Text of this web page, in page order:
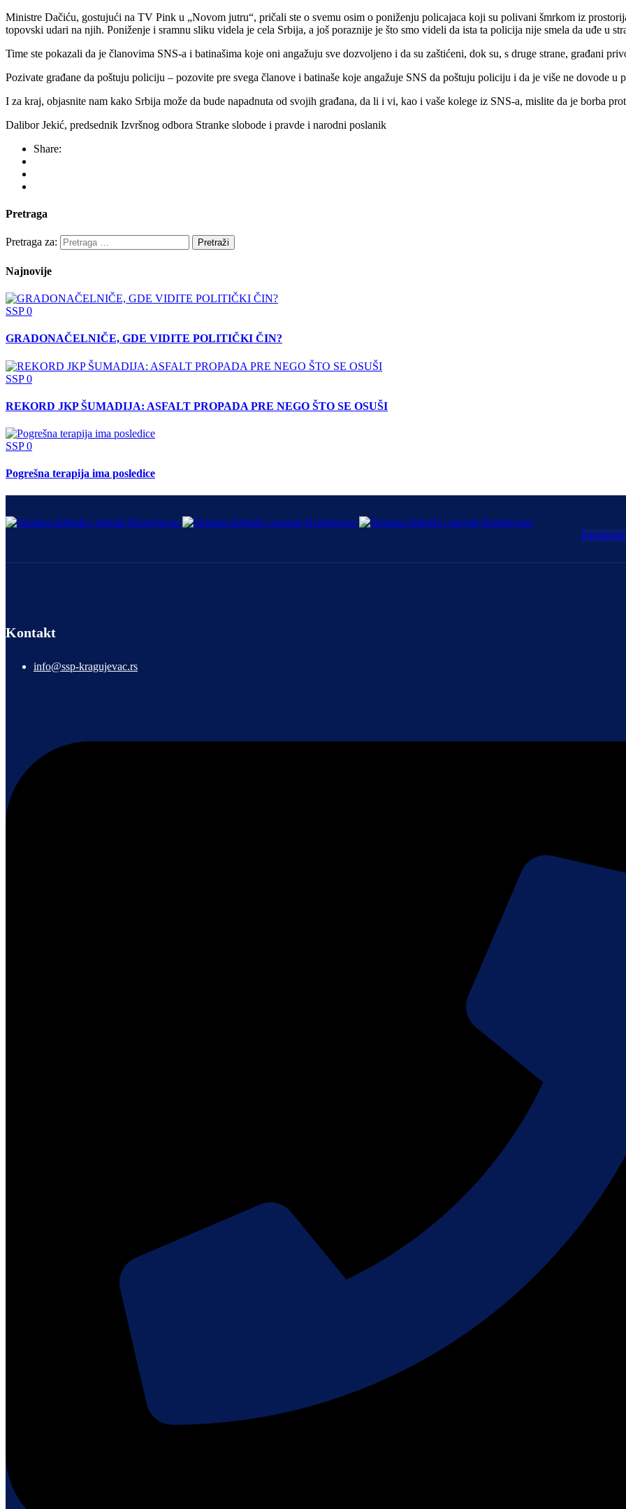
Ministre Dačiću, gostujući na TV Pink u „Novom jutru“, pričali ste o svemu osim o poniženju policajaca koji su polivani šmrkom iz
topovski udari na njih. Poniženje i sramnu sliku videla je cela Srbija, a još poraznije je što smo videli da ista ta policija nije smela da uđe u
Time ste pokazali da je članovima SNS-a i batinašima koje oni angažuju sve dozvoljeno i da su zaštićeni, dok su, s druge strane, građani
Pozivate građane da poštuju policiju – pozovite pre svega članove i batinaše koje angažuje SNS da poštuju policiju i da je više ne dovode
I za kraj, objasnite nam kako Srbija može da bude napadnuta od svojih građana, da li i vi, kao i vaše kolege iz SNS-a, mislite da je borba
Dalibor Jekić, predsednik Izvršnog odbora Stranke slobode i pravde i narodni poslanik
Share:
Pretraga
Pretraga za:
Najnovije
SSP0
GRADONAČELNIČE, GDE VIDITE POLITIČKI ČIN?
SSP0
REKORD JKP ŠUMADIJA: ASFALT PROPADA PRE NEGO ŠTO SE OSUŠI
SSP0
Pogrešna terapija ima posledice
Kontakt
info@ssp-kragujevac.rs